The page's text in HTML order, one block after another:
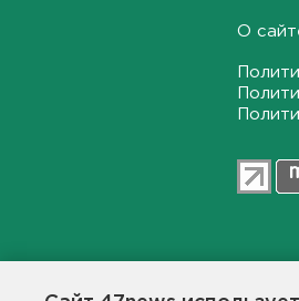
За неделю 1,3 тысячи
жителей Ленобласти и
членистоногими
"Казино-призрак"
Лиговском. Нашли 211
О